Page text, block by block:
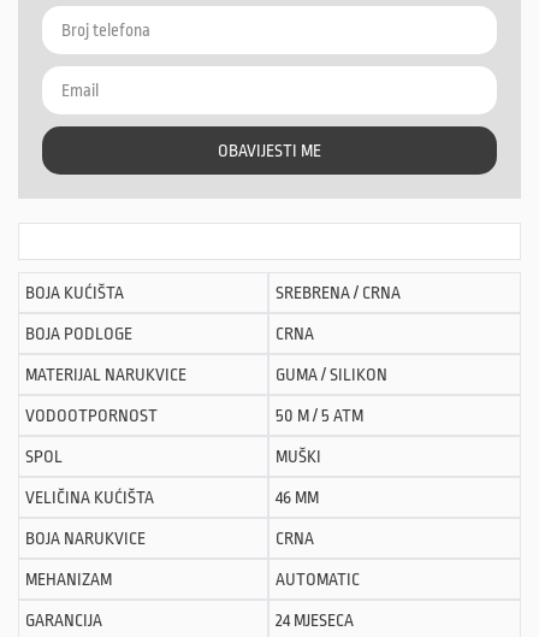
OBAVIJESTI ME
BOJA KUĆIŠTA SREBRENA / CRNA
BOJA PODLOGE CRNA
MATERIJAL NARUKVICE GUMA / SILIKON
VODOOTPORNOST 50 M / 5 ATM
SPOL MUŠKI
VELIČINA KUĆIŠTA 46 MM
BOJA NARUKVICE CRNA
MEHANIZAM AUTOMATIC
GARANCIJA 24 MJESECA